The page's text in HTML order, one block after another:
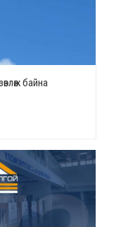
байна